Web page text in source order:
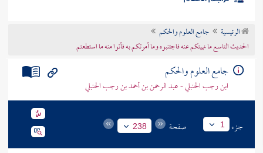
موضوعي
تراجم الأعلام
الرئيسية
جامع العلوم والحكم
الحديث التاسع ما نهيتكم عنه فاجتنبوه وما أمرتكم به فأتوا منه ما استطعتم
جامع العلوم والحكم
ابن رجب الحنبلي - عبد الرحمن بن أحمد بن رجب الحنبلي
جزء 1 صفحة 238